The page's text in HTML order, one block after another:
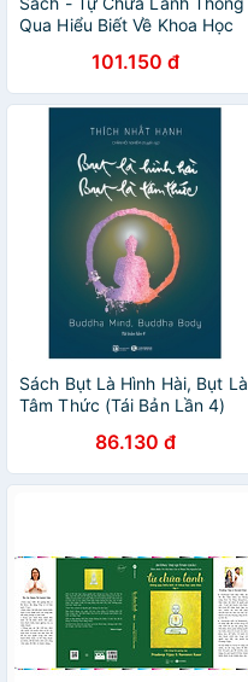
Qua Hiểu Biết Về Khoa Học
101.150 đ
Sách Bụt Là Hình Hài, Bụt Là
Tâm Thức (Tái Bản Lần 4)
86.130 đ